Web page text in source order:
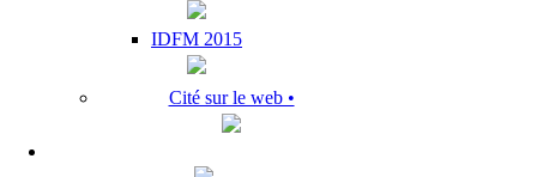
IDFM 2015
Cité sur le web •